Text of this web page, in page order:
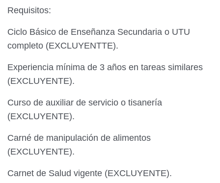
Requisitos:
Ciclo Básico de Enseñanza Secundaria o UTU
completo (EXCLUYENTTE).
Experiencia mínima de 3 años en tareas similares
(EXCLUYENTE).
Curso de auxiliar de servicio o tisanería
(EXCLUYENTE).
Carné de manipulación de alimentos
(EXCLUYENTE).
Carnet de Salud vigente (EXCLUYENTE).